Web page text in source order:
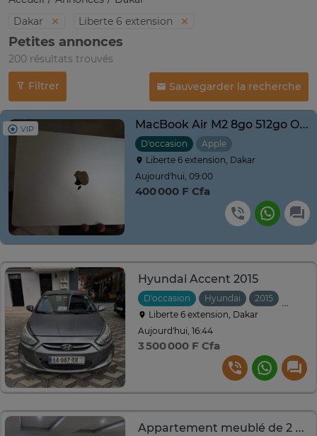
Dakar
Liberte 6 extension
Petites annonces
200 résultats trouvés
Filtrer Sauvegarder la recherche
VIP MacBook Air M2 8go 512go Occasion
D'occasion
Apple
Liberte 6 extension, Dakar
Aujourd'hui, 09:00
400 000 F Cfa
Hyundai Accent 2015
D'occasion Hyundai 2015
Liberte 6 extension, Dakar
Aujourd'hui, 16:44
3 500 000 F Cfa
Appartement meublé de 2 chambres salon avec ascenseur